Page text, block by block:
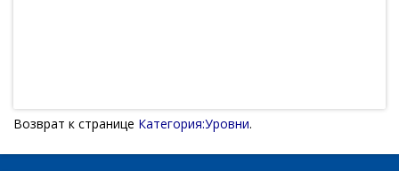
Возврат к странице Категория:Уровни.